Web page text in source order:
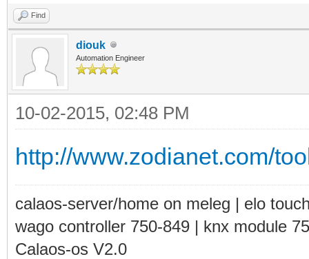
Find
diouk
Automation Engineer
10-02-2015, 02:48 PM
http://www.zodianet.com/
calaos-server/home on meleg | elo
wago controller 750-849 | knx module
Calaos-os V2.0